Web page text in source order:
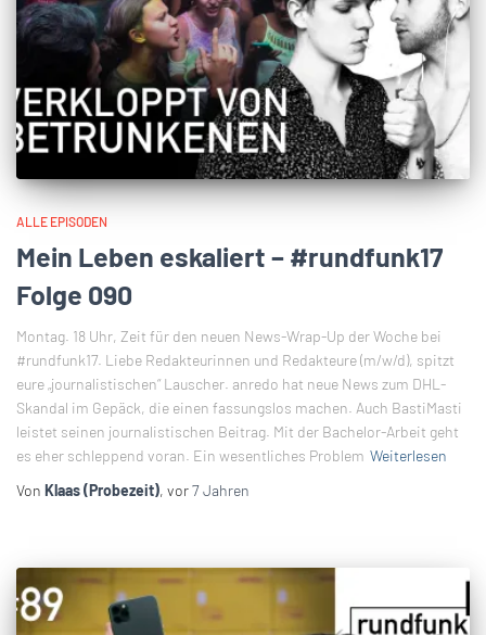
ALLE EPISODEN
Mein Leben eskaliert – #rundfunk17
Folge 090
Montag. 18 Uhr, Zeit für den neuen News-Wrap-Up der Woche bei
#rundfunk17. Liebe Redakteurinnen und Redakteure (m/w/d), spitzt
eure „journalistischen“ Lauscher. anredo hat neue News zum DHL-
Skandal im Gepäck, die einen fassungslos machen. Auch BastiMasti
leistet seinen journalistischen Beitrag. Mit der Bachelor-Arbeit geht
es eher schleppend voran. Ein wesentliches Problem Weiterlesen
Von Klaas (Probezeit), vor7 Jahren